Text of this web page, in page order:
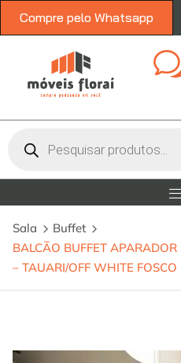
Compre pelo Whatsapp
Sala
Buffet
BALCÃO BUFFET
– TAUARI/OFF WHITE FOSCO